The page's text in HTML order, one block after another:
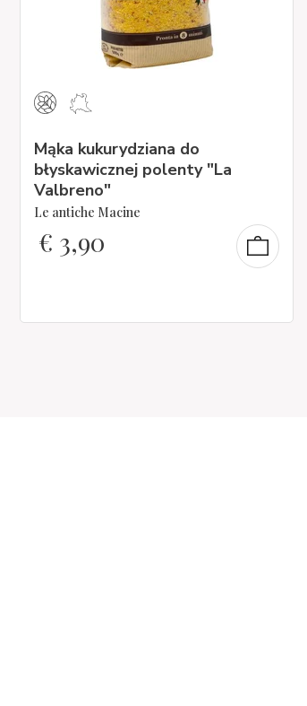
Mąka kukurydziana do
błyskawicznej polenty "La
Valbreno"
Le antiche Macine
€ 3,90